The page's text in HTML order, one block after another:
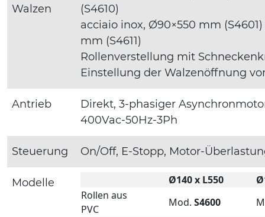
Walzen
(S4610)
acciaio inox, Ø90×550 mm
mm (S4611)
Rollenverstellung mit
Einstellung der Walzenöffnung
Antrieb
Direkt, 3-phasiger
400Vac-50Hz-3Ph
Steuerung On/Off, E-Stopp, Motor-
Modelle Ø140 x L550
Rollen aus
PVC
Mod. S4600